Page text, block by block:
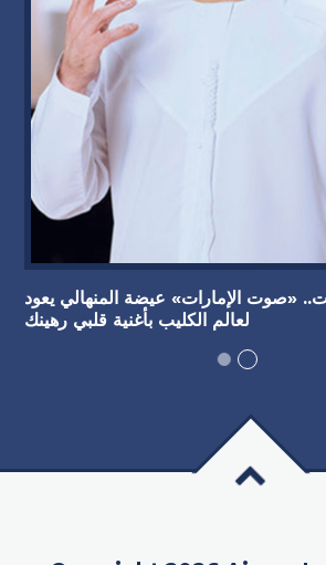
9 سنوات.. «صوت الإمارات» عيضة المنهالي يعود
لعالم الكليب بأغنية قلبي رهينك